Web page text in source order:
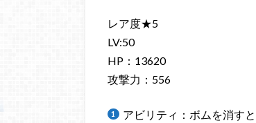
レア度★5
LV:50
HP：13620
攻撃力：556
アビリティ：ボムを消す